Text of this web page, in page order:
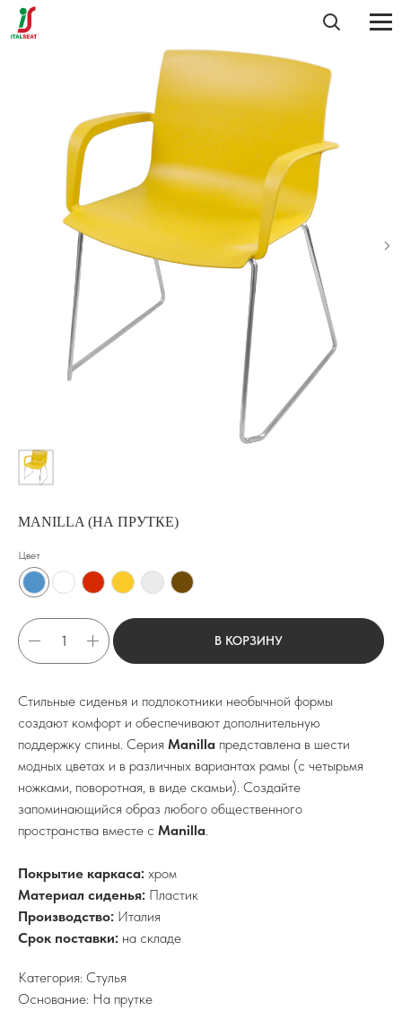
MANILLA (НА ПРУТКЕ)
Цвет
В КОРЗИНУ
Стильные сиденья и подлокотники необычной формы
создают комфорт и обеспечивают дополнительную
поддержку спины. Серия Manilla представлена в шести
модных цветах и в различных вариантах рамы (с четырьмя
ножками, поворотная, в виде скамьи). Создайте
запоминающийся образ любого общественного
пространства вместе с Manilla.
Покрытие каркаса: хром
Материал сиденья: Пластик
Производство: Италия
Срок поставки: на складе
Категория: Стулья
Основание: На прутке